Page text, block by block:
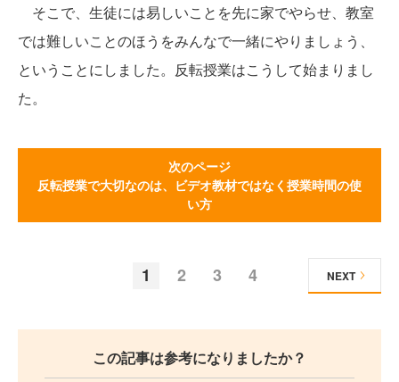
そこで、生徒には易しいことを先に家でやらせ、教室
では難しいことのほうをみんなで一緒にやりましょう、
ということにしました。反転授業はこうして始まりまし
た。
次のページ
反転授業で大切なのは、ビデオ教材ではなく授業時間の使
い方
1 2 3 4 NEXT
この記事は参考になりましたか？